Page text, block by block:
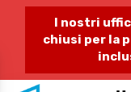
I nostri
chiusi per la